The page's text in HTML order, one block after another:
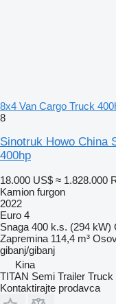
8x4 Van Cargo Truck
8
Sinotruk Howo China
400hp
18.000 US$ ≈ 1.828.000
Kamion furgon
2022
Euro 4
Snaga 400 k.s. (294 kW)
Zapremina 114,4 m³
gibanj/gibanj
Kina
TITAN Semi Trailer Truck
Kontaktirajte prodavca